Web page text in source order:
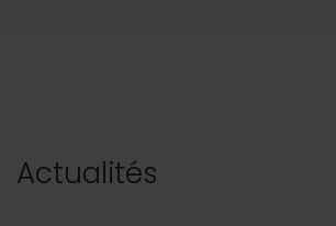
Actualités